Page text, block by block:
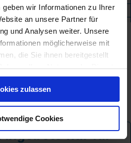
wir Informationen zu Ihrer
an unsere Partner für
und Analysen weiter. Unsere
möglicherweise mit
die Sie ihnen bereitgestellt
Ihrer Nutzung der Dienste
zulassen
Cookies
+
nur für